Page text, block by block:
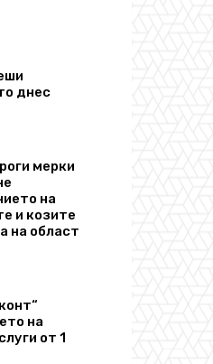
днес
мерки
на
и козите
на област
на
от 1